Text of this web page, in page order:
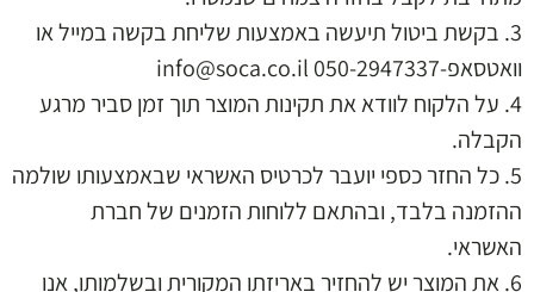
3. בקשת ביטול תיעשה באמצעות שליחת בקשה במייל או
וואטסאפ-info@soca.co.il 050-2947337
4. על הלקוח לוודא את תקינות המוצר תוך זמן סביר מרגע
הקבלה.
5. כל החזר כספי יועבר לכרטיס האשראי שבאמצעותו שולמה
ההזמנה בלבד, ובהתאם ללוחות הזמנים של חברת
האשראי.
6. את המוצר יש להחזיר באריזתו המקורית ובשלמותו, אנו